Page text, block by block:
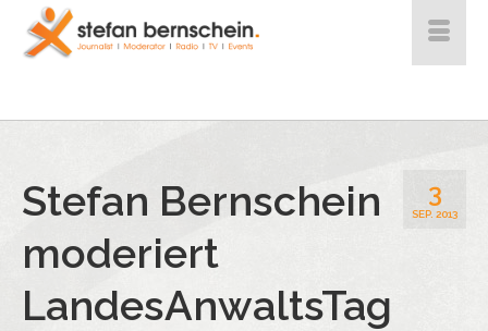
3
SEP. 2013
Stefan Bernschein
moderiert
LandesAnwaltsTag